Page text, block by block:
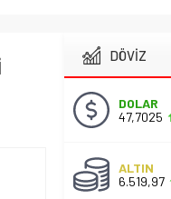
DÖVİZ
DOLAR
47,7025
ALTIN
6.519,97